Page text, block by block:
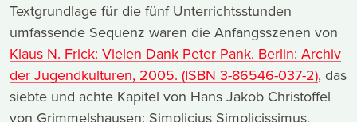
Textgrundlage für die fünf Unterrichtsstunden
umfassende Sequenz waren die Anfangsszenen von
Klaus N. Frick: Vielen Dank Peter Pank. Berlin: Archiv
der Jugendkulturen, 2005. (ISBN 3-86546-037-2), das
siebte und achte Kapitel von Hans Jakob Christoffel
von Grimmelshausen: Simplicius Simplicissimus,